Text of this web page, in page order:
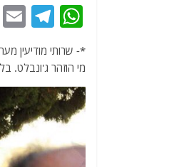
W
at
s
A
p
p
T
e
g
ra
m
*- שרותי מודיעין
מי הוזהר ג'ונבלט.